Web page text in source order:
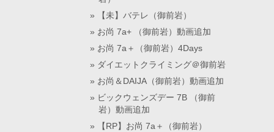
【未】バテレ（御前岩）
お尚 7a+ （御前岩）動画追加
お尚 7a＋（御前岩）4Days
ダイエットクライミング＠御前岩
お尚＆DAIJA（御前岩）動画追加
ビックウェンズデー 7B （御前
岩）動画追加
【RP】お尚 7a＋（御前岩）